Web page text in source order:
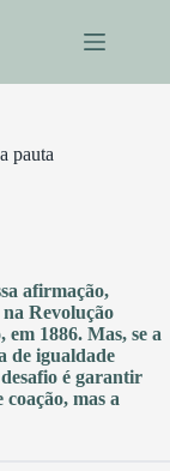
pauta
afirmação,
Revolução
em 1886. Mas, se a
de igualdade
é garantir
mas a